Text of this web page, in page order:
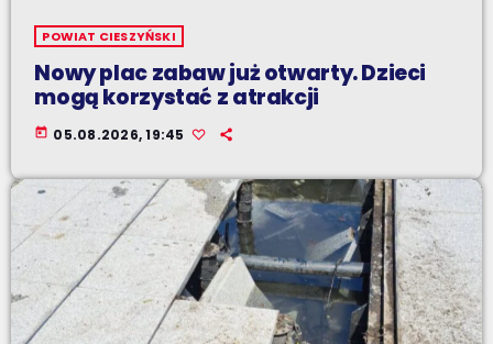
POWIAT CIESZYŃSKI
Nowy plac zabaw już otwarty. Dzieci
mogą korzystać z atrakcji
today 05.08.2026, 19:45